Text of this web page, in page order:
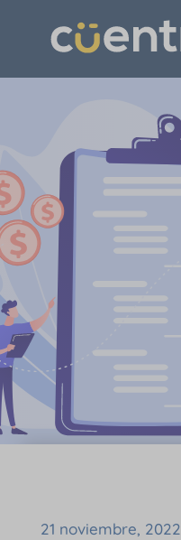
21 noviembre, 2022